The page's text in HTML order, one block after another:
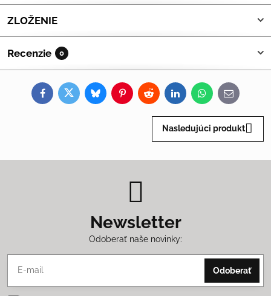
ZLOŽENIE
Recenzie 0
FacebookTwitterBlueskyPinterestRedditLinkedInWhatsApp
E-
mail
Nasledujúci produkt
Newsletter
Odoberať naše novinky:
Odoberať